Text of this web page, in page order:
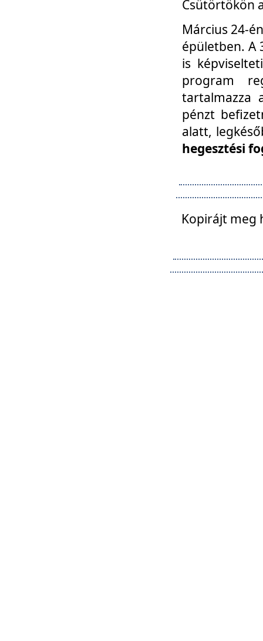
Csütörtökön
Március 24-
épületben. A
is
program
tartalmazza
pénzt
alatt,
hegesztési
Kopirájt meg